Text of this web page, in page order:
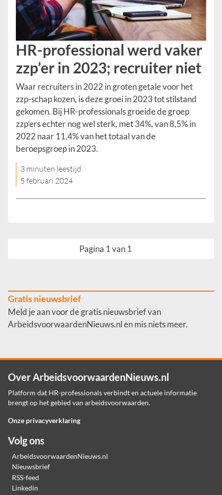
HR-professional werd vaker
zzp’er in 2023; recruiter niet
Waar recruiters in 2022 in groten getale voor het
zzp-schap kozen, is deze groei in 2023 tot stilstand
gekomen. Bij HR-professionals groeide de groep
zzp’ers echter nog wel sterk, met 34%, van 8,5% in
2022 naar 11,4% van het totaal van de
beroepsgroep in 2023.
3 minuten leestijd
5 februari 2024
Pagina 1 van 1
Gratis nieuwsbrief
Meld je aan voor de gratis nieuwsbrief van
ArbeidsvoorwaardenNieuws.nl en mis niets meer.
Over ArbeidsvoorwaardenNieuws.nl
Platform dat HR-professionals verbindt en actuele informatie
brengt op het gebied van arbeidsvoorwaarden.
Onze privacyverklaring
Volg ons
ArbeidsvoorwaardenNieuws.nl
Nieuwsbrief
RSS-feed
Linkedin